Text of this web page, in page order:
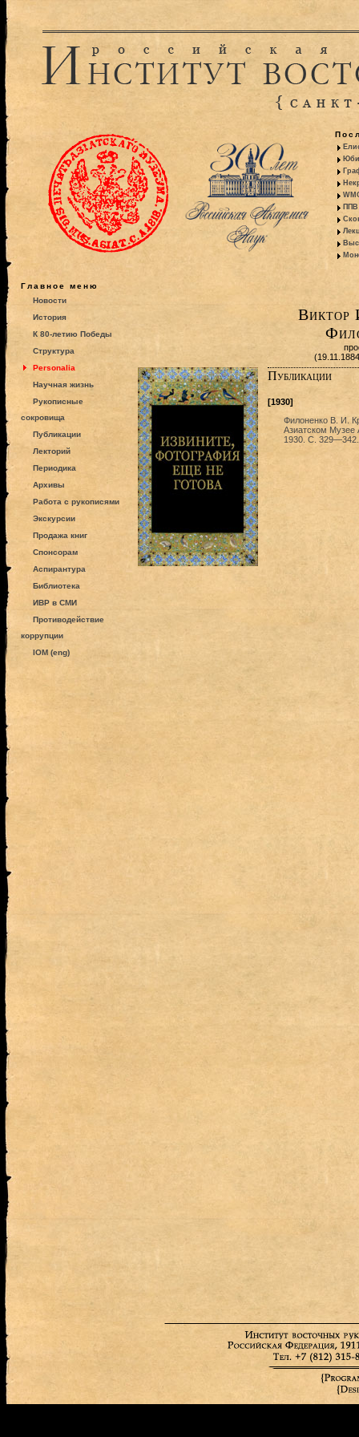
ППВ
Главное меню
Новости
История
К 80-летию Победы
Структура
Personalia
Научная жизнь
Рукописные
сокровища
Публикации
Лекторий
Периодика
Архивы
Работа с рукописями
Экскурсии
Продажа книг
Спонсорам
Аспирантура
Библиотека
ИВР в СМИ
Противодействие
коррупции
IOM (eng)
Виктор
Публикации
[1930]
Филоненко В. И.
Азиатском
1930. С. 329—342.